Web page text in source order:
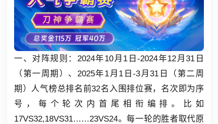
一、对阵规则：2024年10月1日-2024年12月31日
（第一周期）、2025年1月1日-3月31日（第二周
期）人气榜总排名前32名入围排位赛，名次即为序
号，每个轮次内首尾相衔编排。比 如
17VS32,18VS31……23VS24。每一轮的胜者取代原